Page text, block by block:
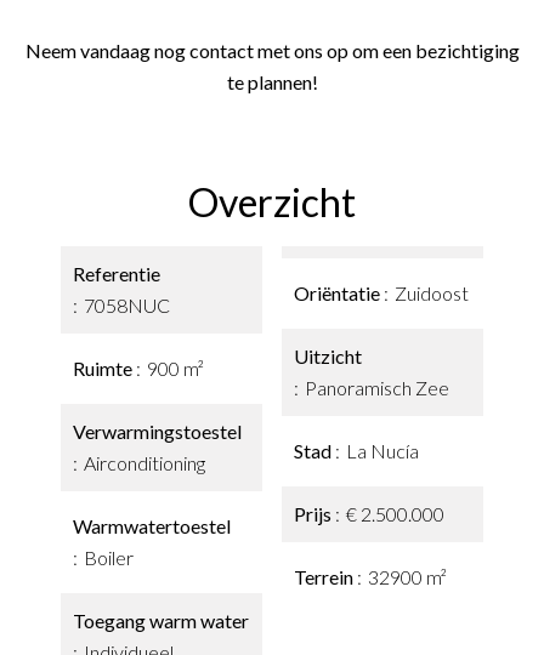
Neem vandaag nog contact met ons op om een bezichtiging
te plannen!
Overzicht
Referentie
7058NUC
Ruimte 900 m²
Verwarmingstoestel
Airconditioning
Warmwatertoestel
Boiler
Toegang warm water
Oriëntatie Zuidoost
Uitzicht
Panoramisch Zee
Stad La Nucía
Prijs € 2.500.000
Terrein 32900 m²